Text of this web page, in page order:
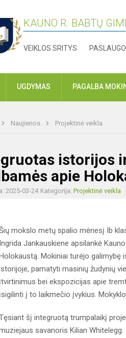
KAUNO R. BABTŲ
VEIKLOS SRITYS
UGDYMAS PAGALBA
Naujienos Projektinė veikla
istorijos
apie
2025-03-24 Kategorija: Projektinė veikla
mokslo metų spalio mėnesį Ib
Ingrida Jankauskiene apsilankė
Holokaustą. Mokiniai turėjo galimybę
pamatyti masinių žudynių
įtvirtinimus bei ekspozicijas apie
įsigilinti į to laikmečio įvykius.
šį integruotą trumpalaikį
savanoris Kilian